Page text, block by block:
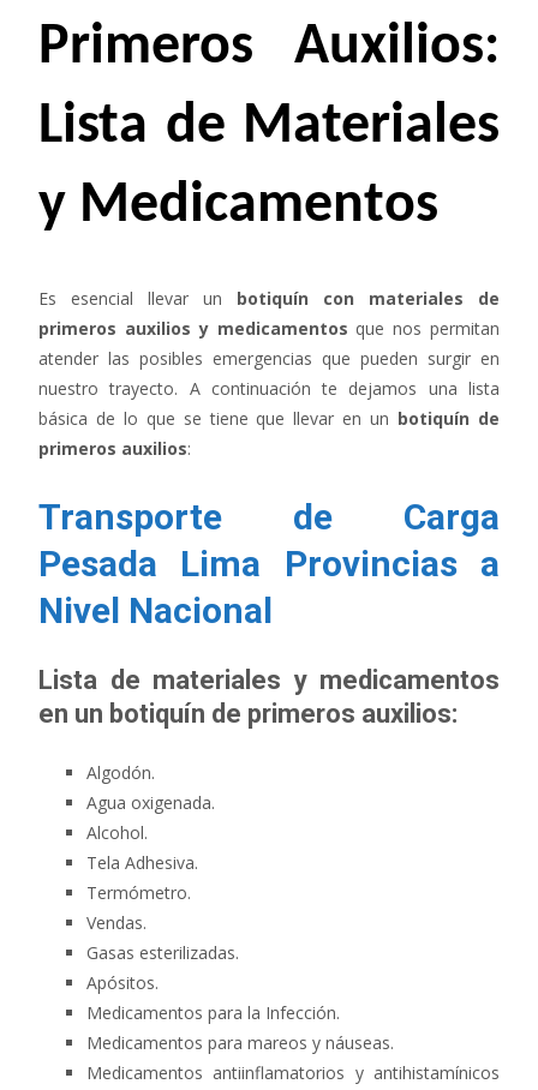
Primeros Auxilios:
Lista de Materiales
y Medicamentos
Es esencial llevar un botiquín con materiales de
primeros auxilios y medicamentos que nos permitan
atender las posibles emergencias que pueden surgir en
nuestro trayecto. A continuación te dejamos una lista
básica de lo que se tiene que llevar en un botiquín de
primeros auxilios:
Transporte de Carga
Pesada Lima Provincias a
Nivel Nacional
Lista de materiales y medicamentos
en un botiquín de primeros auxilios:
Algodón.
Agua oxigenada.
Alcohol.
Tela Adhesiva.
Termómetro.
Vendas.
Gasas esterilizadas.
Apósitos.
Medicamentos para la Infección.
Medicamentos para mareos y náuseas.
Medicamentos antiinflamatorios y antihistamínicos